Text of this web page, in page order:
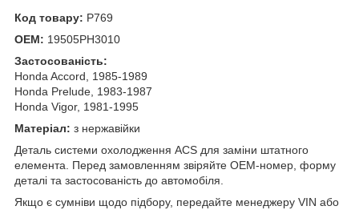
Код товару: Р769
OEM: 19505PH3010
Застосованість:
Honda Accord, 1985-1989
Honda Prelude, 1983-1987
Honda Vigor, 1981-1995
Матеріал: з нержавійки
Деталь системи охолодження ACS для заміни штатного
елемента. Перед замовленням звіряйте OEM-номер, форму
деталі та застосованість до автомобіля.
Якщо є сумніви щодо підбору, передайте менеджеру VIN або